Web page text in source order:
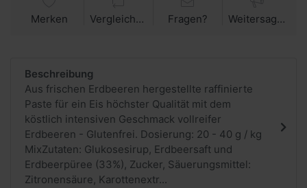
Merken Vergleichen Fragen? Weitersagen
Beschreibung
Aus frischen Erdbeeren hergestellte raffinierte
Paste für ein Eis höchster Qualität mit dem
köstlich intensiven Geschmack vollreifer
Erdbeeren - Glutenfrei. Dosierung: 20 - 40 g / kg
MixZutaten: Glukosesirup, Erdbeersaft und
Erdbeerpüree (33%), Zucker, Säuerungsmittel:
Zitronensäure, Karottenextr...